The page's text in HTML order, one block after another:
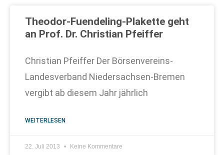
Theodor-Fuendeling-Plakette geht
an Prof. Dr. Christian Pfeiffer
Christian Pfeiffer Der Börsenvereins-
Landesverband Niedersachsen-Bremen
vergibt ab diesem Jahr jährlich
WEITERLESEN
22. Juli 2013 Keine Kommentare